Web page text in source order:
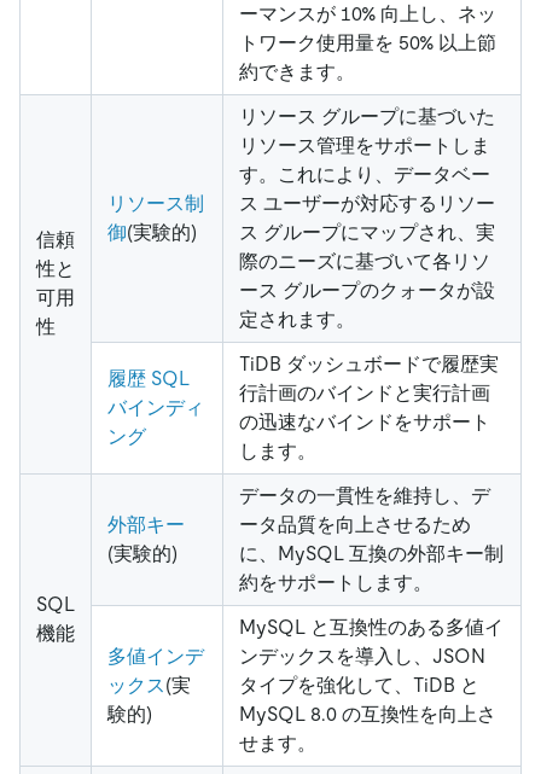
ーマンスが 10% 向上し、ネッ
トワーク使用量を 50% 以上節
約できます。
信頼
性と
可用
性
リソース制
御(実験的)
リソース グループに基づいた
リソース管理をサポートしま
す。これにより、データベー
ス ユーザーが対応するリソー
ス グループにマップされ、実
際のニーズに基づいて各リソ
ース グループのクォータが設
定されます。
履歴 SQL
バインディ
ング
TiDB ダッシュボードで履歴実
行計画のバインドと実行計画
の迅速なバインドをサポート
します。
SQL
機能
外部キー
(実験的)
データの一貫性を維持し、デ
ータ品質を向上させるため
に、MySQL 互換の外部キー制
約をサポートします。
多値インデ
ックス(実
験的)
MySQL と互換性のある多値イ
ンデックスを導入し、JSON
タイプを強化して、TiDB と
MySQL 8.0 の互換性を向上さ
せます。